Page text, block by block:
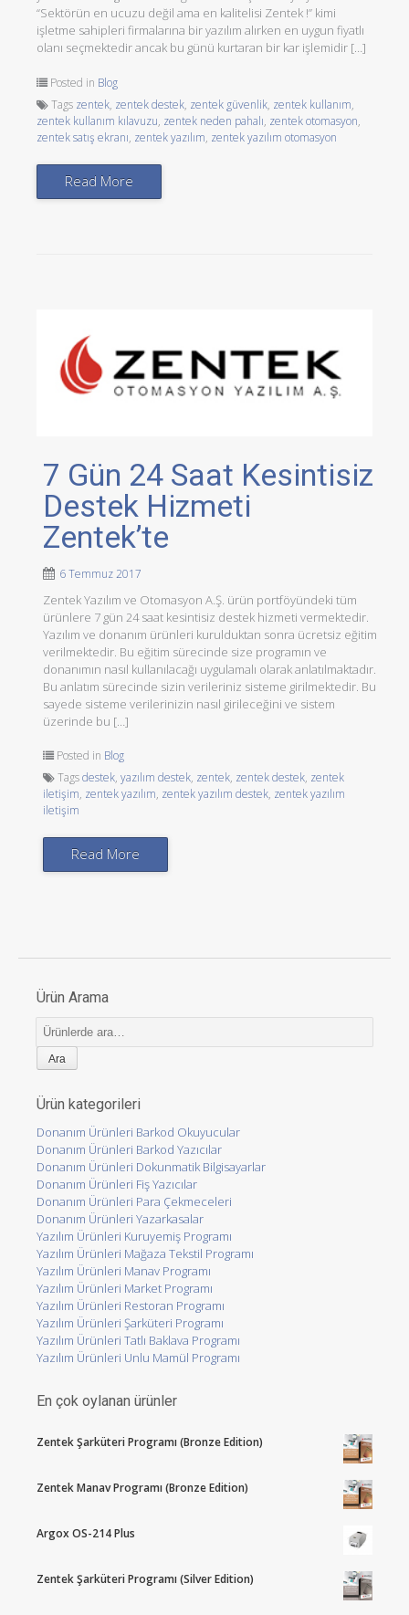
“Sektörün en ucuzu değil ama en kalitelisi Zentek !” kimi
işletme sahipleri firmalarına bir yazılım alırken en uygun fiyatlı
olanı seçmektedir ancak bu günü kurtaran bir kar işlemidir […]
Posted in Blog
Tags zentek, zentek destek, zentek güvenlik, zentek kullanım,
zentek kullanım kılavuzu, zentek neden pahalı, zentek otomasyon,
zentek satış ekranı, zentek yazılım, zentek yazılım otomasyon
Read More
7 Gün 24 Saat Kesintisiz
Destek Hizmeti
Zentek’te
6 Temmuz 2017
Zentek Yazılım ve Otomasyon A.Ş. ürün portföyündeki tüm
ürünlere 7 gün 24 saat kesintisiz destek hizmeti vermektedir.
Yazılım ve donanım ürünleri kurulduktan sonra ücretsiz eğitim
verilmektedir. Bu eğitim sürecinde size programın ve
donanımın nasıl kullanılacağı uygulamalı olarak anlatılmaktadır.
Bu anlatım sürecinde sizin verileriniz sisteme girilmektedir. Bu
sayede sisteme verilerinizin nasıl girileceğini ve sistem
üzerinde bu […]
Posted in Blog
Tagsdestek,yazılım destek, zentek, zentek destek, zentek
iletişim, zentek yazılım, zentek yazılım destek, zentek yazılım
iletişim
Read More
Ürün Arama
Ara:
Ürün kategorileri
Donanım Ürünleri Barkod Okuyucular
Donanım Ürünleri Barkod Yazıcılar
Donanım Ürünleri Dokunmatik Bilgisayarlar
Donanım Ürünleri Fiş Yazıcılar
Donanım Ürünleri Para Çekmeceleri
Donanım Ürünleri Yazarkasalar
Yazılım Ürünleri Kuruyemiş Programı
Yazılım Ürünleri Mağaza Tekstil Programı
Yazılım Ürünleri Manav Programı
Yazılım Ürünleri Market Programı
Yazılım Ürünleri Restoran Programı
Yazılım Ürünleri Şarküteri Programı
Yazılım Ürünleri Tatlı Baklava Programı
Yazılım Ürünleri Unlu Mamül Programı
En çok oylanan ürünler
Zentek Şarküteri Programı (Bronze Edition)
Zentek Manav Programı (Bronze Edition)
Argox OS-214 Plus
Zentek Şarküteri Programı (Silver Edition)